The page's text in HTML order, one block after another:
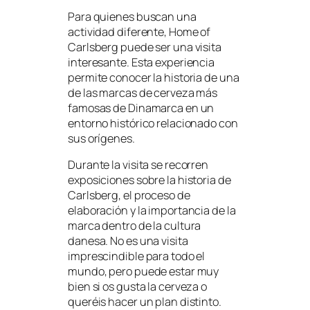
Para quienes buscan una
actividad diferente, Home of
Carlsberg puede ser una visita
interesante. Esta experiencia
permite conocer la historia de una
de las marcas de cerveza más
famosas de Dinamarca en un
entorno histórico relacionado con
sus orígenes.
Durante la visita se recorren
exposiciones sobre la historia de
Carlsberg, el proceso de
elaboración y la importancia de la
marca dentro de la cultura
danesa. No es una visita
imprescindible para todo el
mundo, pero puede estar muy
bien si os gusta la cerveza o
queréis hacer un plan distinto.